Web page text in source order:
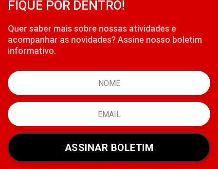
FIQUE POR DENTRO!
Quer saber mais sobre nossas atividades e
acompanhar as novidades? Assine nosso boletim
informativo.
ASSINAR BOLETIM